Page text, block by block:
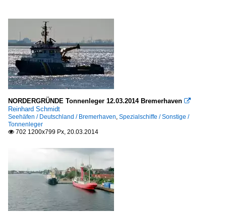
NORDERGRÜNDE Tonnenleger 12.03.2014 Bremerhaven 
Reinhard Schmidt
Seehäfen / Deutschland / Bremerhaven, Spezialschiffe / Sonstige /
Tonnenleger
 702 1200x799 Px, 20.03.2014